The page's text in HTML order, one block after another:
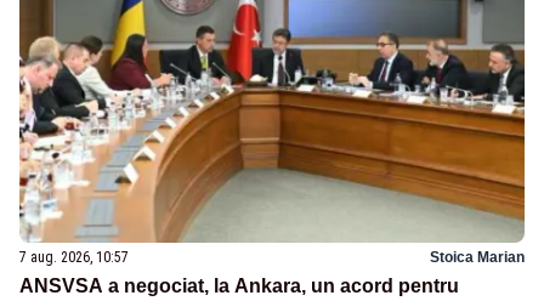
7 aug. 2026, 10:57 Stoica Marian
ANSVSA a negociat, la Ankara, un acord pentru